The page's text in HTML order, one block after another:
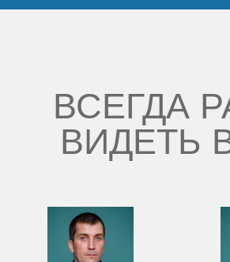
ВСЕГДА
ВИДЕТЬ